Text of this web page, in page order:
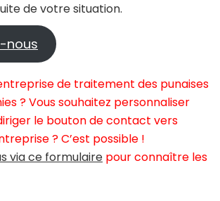
de votre situation.
nous
de traitement des punaises
? Vous souhaitez personnaliser
le bouton de contact vers
? C’est possible !
via ce formulaire pour connaître les